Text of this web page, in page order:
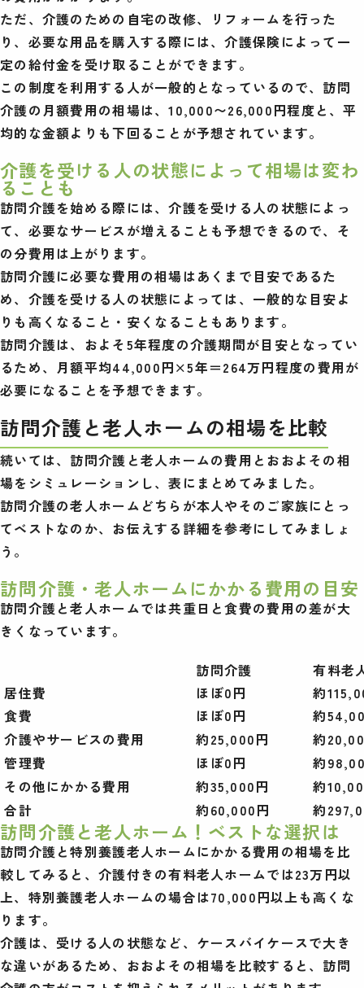
ただ、介護のための自宅の改修、リフォームを行った
り、必要な用品を購入する際には、介護保険によって一
定の給付金を受け取ることができます。
この制度を利用する人が一般的となっているので、訪問
介護の月額費用の相場は、10,000〜26,000円程度と、平
均的な金額よりも下回ることが予想されています。
介護を受ける人の状態によって相場は変わ
ることも
訪問介護を始める際には、介護を受ける人の状態によっ
て、必要なサービスが増えることも予想できるので、そ
の分費用は上がります。
訪問介護に必要な費用の相場はあくまで目安であるた
め、介護を受ける人の状態によっては、一般的な目安よ
りも高くなること・安くなることもあります。
訪問介護は、およそ5年程度の介護期間が目安となってい
るため、月額平均44,000円×5年＝264万円程度の費用が
必要になることを予想できます。
訪問介護と老人ホームの相場を比較
続いては、訪問介護と老人ホームの費用とおおよその相
場をシミュレーションし、表にまとめてみました。
訪問介護の老人ホームどちらが本人やそのご家族にとっ
てベストなのか、お伝えする詳細を参考にしてみましょ
う。
訪問介護・老人ホームにかかる費用の目安
訪問介護と老人ホームでは共重日と食費の費用の差が大
きくなっています。
訪問介護
有料老
居住費
ほぼ0円
約
食費
ほぼ0円
約
介護やサービスの費用
約25,000円
約
管理費
ほぼ0円
約
その他にかかる費用
約35,000円
約
合計
約60,000円 約
訪問介護と老人ホーム！ベストな選択は
訪問介護と特別養護老人ホームにかかる費用の相場を比
較してみると、介護付きの有料老人ホームでは23万円以
上、特別養護老人ホームの場合は70,000円以上も高くな
ります。
介護は、受ける人の状態など、ケースバイケースで大き
な違いがあるため、おおよその相場を比較すると、訪問